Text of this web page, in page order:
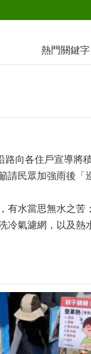
熱門關鍵字
向各住戶宣導將
民眾加強雨後
水當思無水之
氣濾網，以及